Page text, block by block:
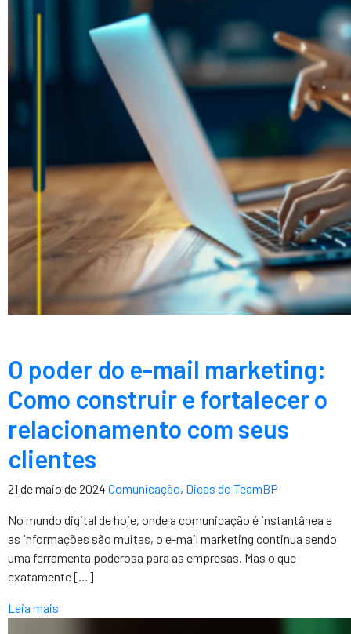
O poder do e-mail marketing:
Como construir e fortalecer o
relacionamento com seus
clientes
21 de maio de 2024 Comunicação, Dicas do TeamBP
No mundo digital de hoje, onde a comunicação é instantânea e
as informações são muitas, o e-mail marketing continua sendo
uma ferramenta poderosa para as empresas. Mas o que
exatamente […]
Leia mais